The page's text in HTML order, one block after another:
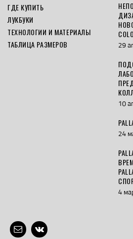
ГДЕ КУПИТЬ
ЛУКБУКИ
ТЕХНОЛОГИИ И МАТЕРИАЛЫ
ТАБЛИЦА РАЗМЕРОВ
29
10
24
4